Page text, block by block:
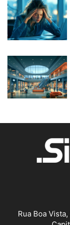
Rua Boa